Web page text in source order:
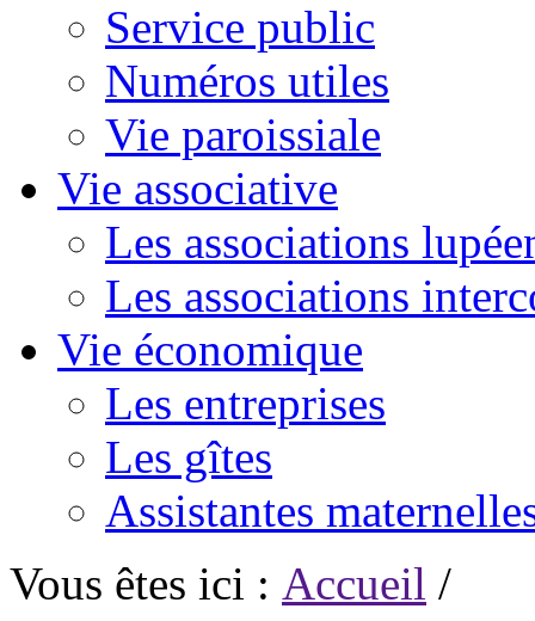
Service public
Numéros utiles
Vie paroissiale
Vie associative
Les associations
Les associations
Vie économique
Les entreprises
Les gîtes
Assistantes
Vous êtes ici : Accueil /